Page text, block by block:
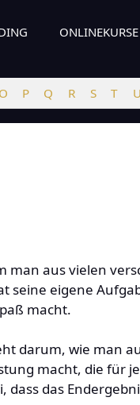
ONLINEKURSE
O P Q R S T U
man aus vielen
seine eigene
macht.
darum, wie man
macht, die für
dass das